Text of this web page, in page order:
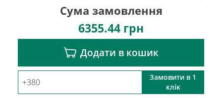
Сума замовлення
6355.44 грн
Додати в кошик
Замовити в 1
клік